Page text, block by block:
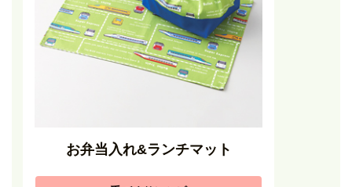
お弁当入れ&ランチマット